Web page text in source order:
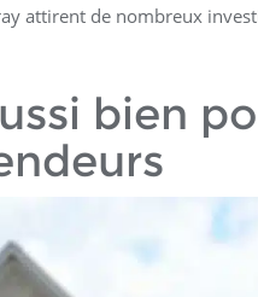
attirent de nombreux
bien